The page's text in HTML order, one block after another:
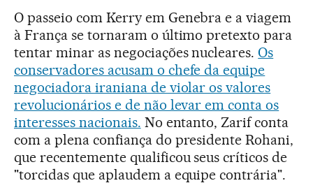
O passeio com Kerry em Genebra e a viagem
à França se tornaram o último pretexto para
tentar minar as negociações nucleares. Os
conservadores acusam o chefe da equipe
negociadora iraniana de violar os valores
revolucionários e de não levar em conta os
interesses nacionais. No entanto, Zarif conta
com a plena confiança do presidente Rohani,
que recentemente qualificou seus críticos de
"torcidas que aplaudem a equipe contrária".